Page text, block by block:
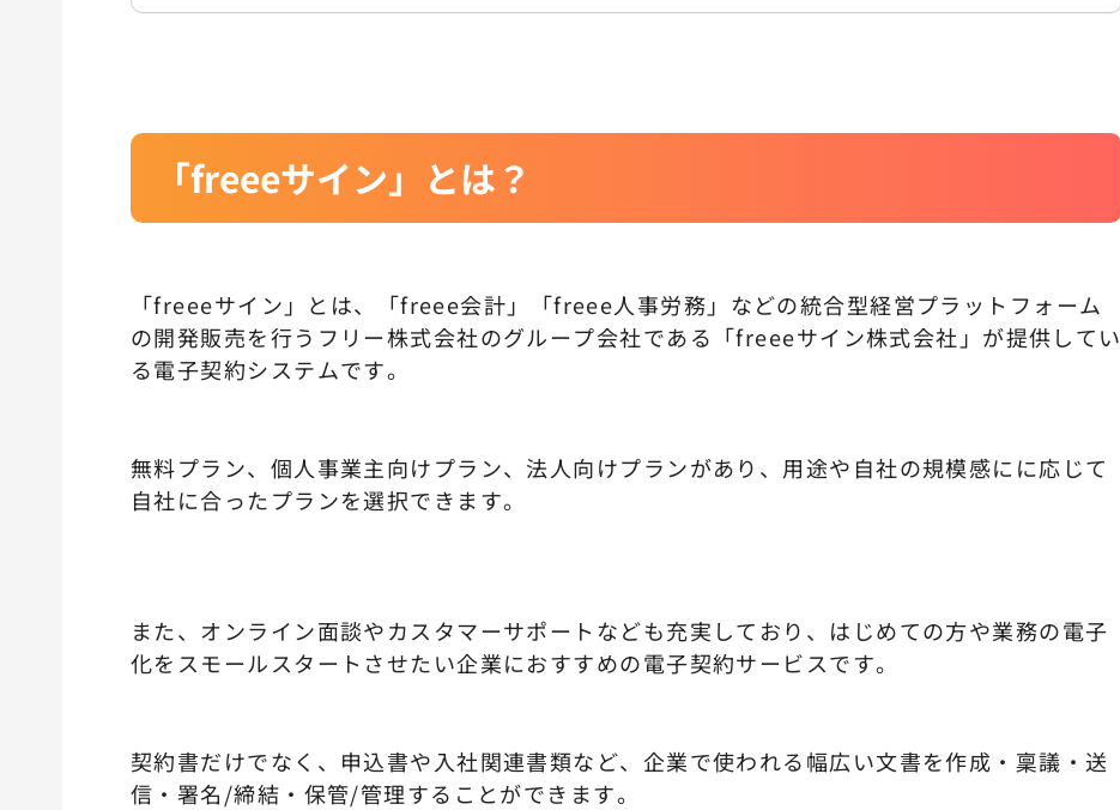
「freeeサイン」とは？
「freeeサイン」とは、「freee会計」「freee人事労務」などの統合型経営プラットフォーム
の開発販売を行うフリー株式会社のグループ会社である「freeeサイン株式会社」が提供してい
る電子契約システムです。
無料プラン、個人事業主向けプラン、法人向けプランがあり、用途や自社の規模感にに応じて
自社に合ったプランを選択できます。
また、オンライン面談やカスタマーサポートなども充実しており、はじめての方や業務の電子
化をスモールスタートさせたい企業におすすめの電子契約サービスです。
契約書だけでなく、申込書や入社関連書類など、企業で使われる幅広い文書を作成・稟議・送
信・署名/締結・保管/管理することができます。